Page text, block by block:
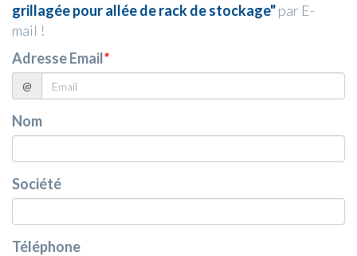
grillagée pour allée de rack de stockage"par E-
mail !
Adresse Email*
@
Nom
Société
Téléphone